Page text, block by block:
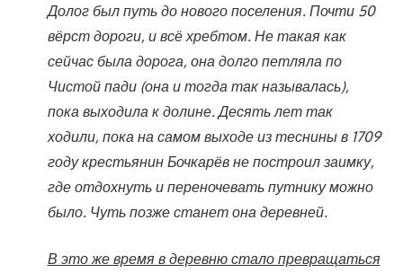
Долог был путь до нового поселения. Почти 50
вёрст дороги, и всё хребтом. Не такая как
сейчас была дорога, она долго петляла по
Чистой пади (она и тогда так называлась),
пока выходила к долине. Десять лет так
ходили, пока на самом выходе из теснины в 1709
году крестьянин Бочкарёв не построил заимку,
где отдохнуть и переночевать путнику можно
было. Чуть позже станет она деревней.
В это же время в деревню стало превращаться